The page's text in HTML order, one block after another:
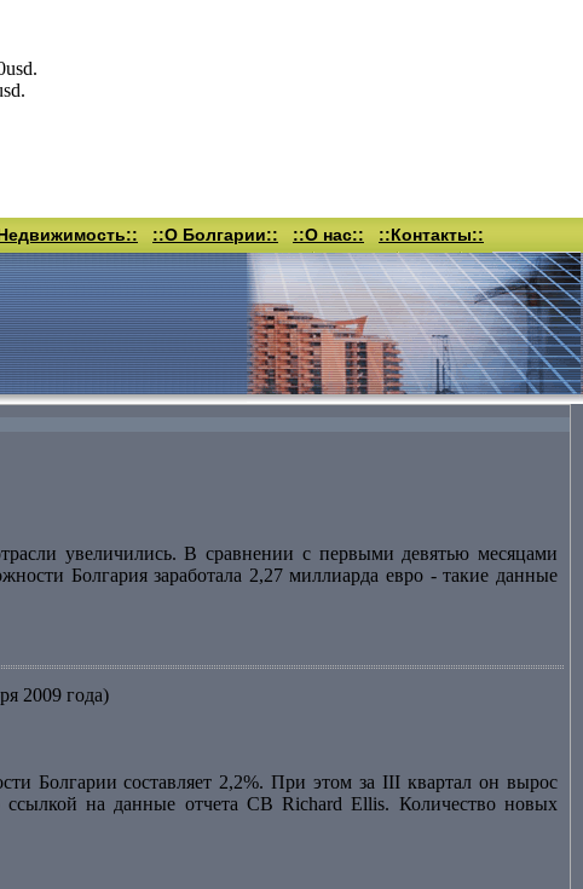
::О Болгарии:: ::О нас:: ::Контакты::
увеличились. В сравнении с первыми девятью месяцами
Болгария заработала 2,27 миллиарда евро - такие данные
2009 года)
Болгарии составляет 2,2%. При этом за III квартал он вырос
на данные отчета CB Richard Ellis. Количество новых